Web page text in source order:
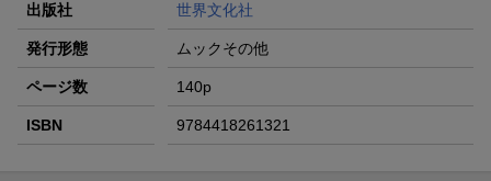
出版社 世界文化社
発行形態 ムックその他
ページ数 140p
ISBN 9784418261321